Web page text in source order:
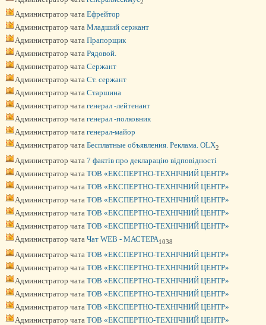
2
Администратор чата Ефрейтор
Администратор чата Младший сержант
Администратор чата Прапорщик
Администратор чата Рядовой.
Администратор чата Сержант
Администратор чата Ст. сержант
Администратор чата Старшина
Администратор чата генерал -лейтенант
Администратор чата генерал -полковник
Администратор чата генерал-майор
Администратор чата Бесплатные объявления. Реклама. OLX2
Администратор чата 7 фактів про декларацію відповідності
Администратор чата ТОВ «ЕКСПЕРТНО-ТЕХНІЧНИЙ ЦЕНТР»
Администратор чата ТОВ «ЕКСПЕРТНО-ТЕХНІЧНИЙ ЦЕНТР»
Администратор чата ТОВ «ЕКСПЕРТНО-ТЕХНІЧНИЙ ЦЕНТР»
Администратор чата ТОВ «ЕКСПЕРТНО-ТЕХНІЧНИЙ ЦЕНТР»
Администратор чата ТОВ «ЕКСПЕРТНО-ТЕХНІЧНИЙ ЦЕНТР»
Администратор чата Чат WEB - МАСТЕРА1038
Администратор чата ТОВ «ЕКСПЕРТНО-ТЕХНІЧНИЙ ЦЕНТР»
Администратор чата ТОВ «ЕКСПЕРТНО-ТЕХНІЧНИЙ ЦЕНТР»
Администратор чата ТОВ «ЕКСПЕРТНО-ТЕХНІЧНИЙ ЦЕНТР»
Администратор чата ТОВ «ЕКСПЕРТНО-ТЕХНІЧНИЙ ЦЕНТР»
Администратор чата ТОВ «ЕКСПЕРТНО-ТЕХНІЧНИЙ ЦЕНТР»
Администратор чата ТОВ «ЕКСПЕРТНО-ТЕХНІЧНИЙ ЦЕНТР»